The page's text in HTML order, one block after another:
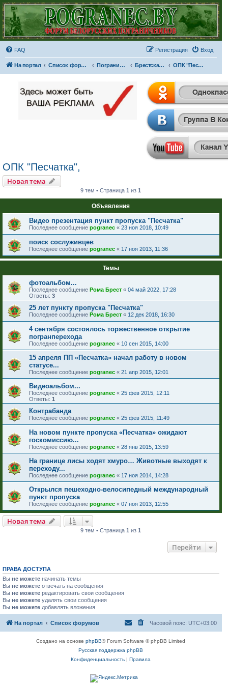
FAQ Вход
Регистрация
На портал Список форумов Пограничные отряды и части Брестская Краснознаменная пограничная группа имени Ф.Э. Дзержинского ОПК "Песчатка",
ОПК "Песчатка",
Новая тема
9 тем • Страница1 из1
Объявления
Видео презентация пункт пропуска "Песчатка"
Последнее сообщение pogranec « 23 ноя 2018, 10:49
поиск сослуживцев
Последнее сообщение pogranec « 17 ноя 2013, 11:36
Темы
фотоальбом...
Последнее сообщение Рома Брест « 04 май 2022, 17:28
Ответы: 3
25 лет пункту пропуска "Песчатка"
Последнее сообщение Рома Брест « 12 дек 2018, 16:30
4 сентября состоялось торжественное открытие
погранперехода
Последнее сообщение pogranec « 10 сен 2015, 14:00
15 апреля ПП «Песчатка» начал работу в новом
статусе...
Последнее сообщение pogranec « 21 апр 2015, 12:01
Видеоальбом...
Последнее сообщение pogranec « 25 фев 2015, 12:11
Ответы: 1
Контрабанда
Последнее сообщение pogranec « 25 фев 2015, 11:49
На новом пункте пропуска «Песчатка» ожидают
госкомиссию...
Последнее сообщение pogranec « 28 янв 2015, 13:59
На границе лисы ходят хмуро… Животные выходят к
переходу...
Последнее сообщение pogranec « 17 ноя 2014, 14:28
Открылся пешеходно-велосипедный международный
пункт пропуска
Последнее сообщение pogranec « 07 ноя 2013, 12:55
Новая тема
9 тем • Страница1 из1
Перейти
ПРАВА ДОСТУПА
Вы не можете начинать темы
Вы не можете отвечать на сообщения
Вы не можете редактировать свои сообщения
Вы не можете удалять свои сообщения
Вы не можете добавлять вложения
На портал Список форумов Часовой пояс: UTC+03:00
Создано на основеphpBB® Forum Software © phpBB Limited
Русская поддержка phpBB
Конфиденциальность |Правила